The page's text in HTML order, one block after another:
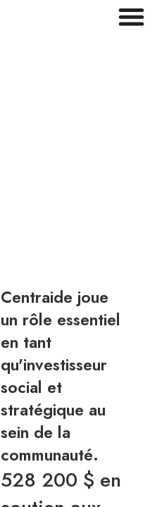
Centraide joue
un rôle essentiel
en tant
qu'investisseur
social et
stratégique au
sein de la
communauté.
528 200 $ en